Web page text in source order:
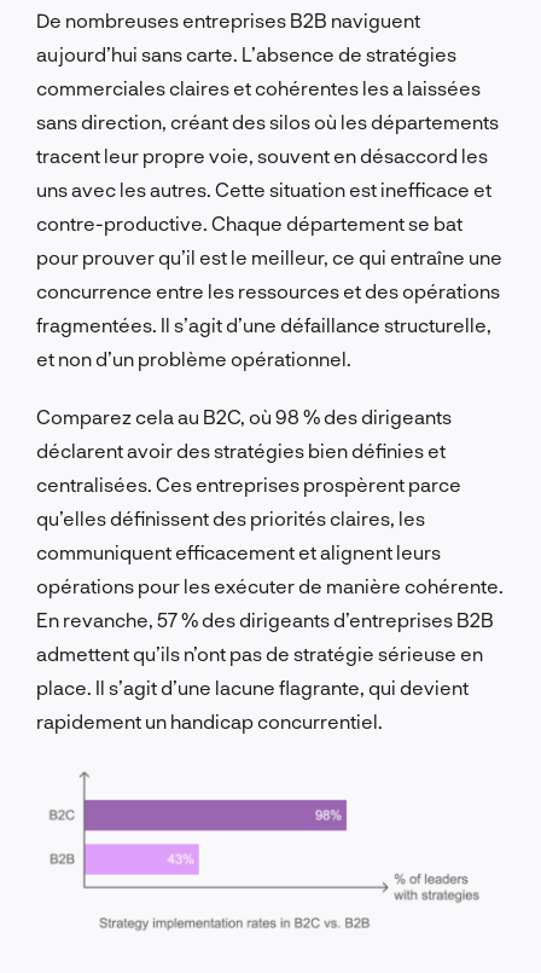
De nombreuses entreprises B2B naviguent
aujourd’hui sans carte. L’absence de stratégies
commerciales claires et cohérentes les a laissées
sans direction, créant des silos où les départements
tracent leur propre voie, souvent en désaccord les
uns avec les autres. Cette situation est inefficace et
contre-productive. Chaque département se bat
pour prouver qu’il est le meilleur, ce qui entraîne une
concurrence entre les ressources et des opérations
fragmentées. Il s’agit d’une défaillance structurelle,
et non d’un problème opérationnel.
Comparez cela au B2C, où 98 % des dirigeants
déclarent avoir des stratégies bien définies et
centralisées. Ces entreprises prospèrent parce
qu’elles définissent des priorités claires, les
communiquent efficacement et alignent leurs
opérations pour les exécuter de manière cohérente.
En revanche, 57 % des dirigeants d’entreprises B2B
admettent qu’ils n’ont pas de stratégie sérieuse en
place. Il s’agit d’une lacune flagrante, qui devient
rapidement un handicap concurrentiel.